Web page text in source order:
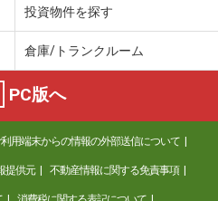
投資物件を探す
倉庫/トランクルーム
PC版へ
用端末からの情報の外部送信について
提供元 不動産情報に関する免責事項